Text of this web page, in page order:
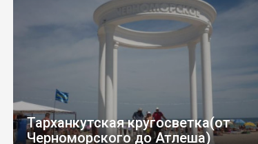
Тарханкутская кругосветка(от
Черноморского до Атлеша)